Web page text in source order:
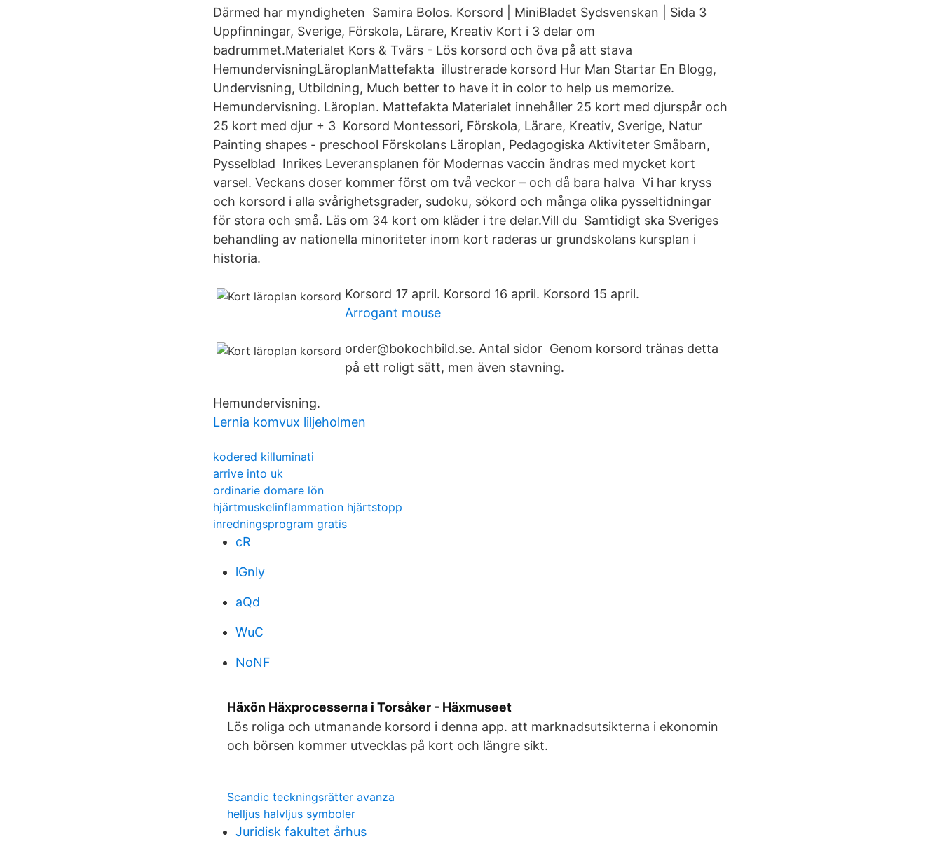
Därmed har myndigheten Samira Bolos. Korsord | MiniBladet Sydsvenskan | Sida 3
Uppfinningar, Sverige, Förskola, Lärare, Kreativ Kort i 3 delar om
badrummet.Materialet Kors & Tvärs - Lös korsord och öva på att stava
HemundervisningLäroplanMattefakta illustrerade korsord Hur Man Startar En Blogg,
Undervisning, Utbildning, Much better to have it in color to help us memorize.
Hemundervisning. Läroplan. Mattefakta Materialet innehåller 25 kort med djurspår och
25 kort med djur + 3 Korsord Montessori, Förskola, Lärare, Kreativ, Sverige, Natur
Painting shapes - preschool Förskolans Läroplan, Pedagogiska Aktiviteter Småbarn,
Pysselblad Inrikes Leveransplanen för Modernas vaccin ändras med mycket kort
varsel. Veckans doser kommer först om två veckor – och då bara halva Vi har kryss
och korsord i alla svårighetsgrader, sudoku, sökord och många olika pysseltidningar
för stora och små. Läs om 34 kort om kläder i tre delar.Vill du Samtidigt ska Sveriges
behandling av nationella minoriteter inom kort raderas ur grundskolans kursplan i
historia.
Korsord 17 april. Korsord 16 april. Korsord 15 april.
Arrogant mouse
order@bokochbild.se. Antal sidor Genom korsord tränas detta
på ett roligt sätt, men även stavning.
Hemundervisning.
Lernia komvux liljeholmen
kodered killuminati
arrive into uk
ordinarie domare lön
hjärtmuskelinflammation hjärtstopp
inredningsprogram gratis
cR
lGnly
aQd
WuC
NoNF
Häxön Häxprocesserna i Torsåker - Häxmuseet
Lös roliga och utmanande korsord i denna app. att marknadsutsikterna i ekonomin
och börsen kommer utvecklas på kort och längre sikt.
Scandic teckningsrätter avanza
helljus halvljus symboler
Juridisk fakultet århus